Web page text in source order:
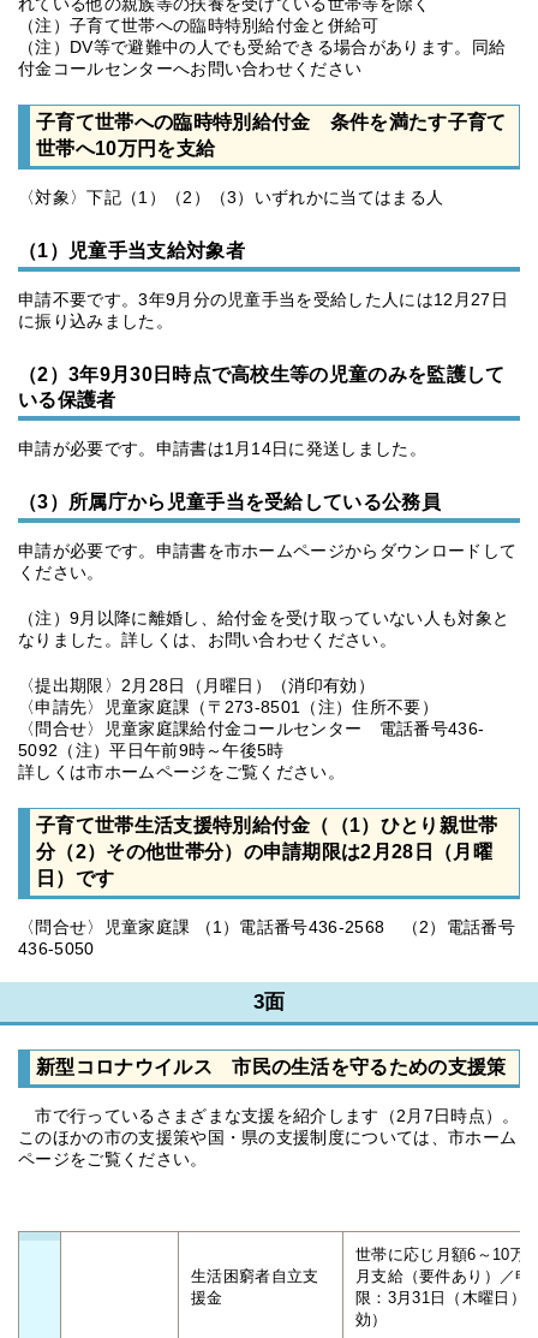
（注）子育て世帯への臨時特別給付金と併給可
（注）DV等で避難中の人でも受給できる場合があります。同給
付金コールセンターへお問い合わせください
子育て世帯への臨時特別給付金 条件を満たす子育て
世帯へ10万円を支給
〈対象〉下記（1）（2）（3）いずれかに当てはまる人
（1）児童手当支給対象者
申請不要です。3年9月分の児童手当を受給した人には12月27日
に振り込みました。
（2）3年9月30日時点で高校生等の児童のみを監護して
いる保護者
申請が必要です。申請書は1月14日に発送しました。
（3）所属庁から児童手当を受給している公務員
申請が必要です。申請書を市ホームページからダウンロードして
ください。
（注）9月以降に離婚し、給付金を受け取っていない人も対象と
なりました。詳しくは、お問い合わせください。
〈提出期限〉2月28日（月曜日）（消印有効）
〈申請先〉児童家庭課（〒273-8501（注）住所不要）
〈問合せ〉児童家庭課給付金コールセンター 電話番号436-
5092（注）平日午前9時～午後5時
詳しくは市ホームページをご覧ください。
子育て世帯生活支援特別給付金（（1）ひとり親世帯
分（2）その他世帯分）の申請期限は2月28日（月曜
日）です
〈問合せ〉児童家庭課 （1）電話番号436-2568 （2）電話番号
436-5050
3面
新型コロナウイルス 市民の生活を守るための支援策
市で行っているさまざまな支援を紹介します（2月7日時点）。
このほかの市の支援策や国・県の支援制度については、市ホーム
ページをご覧ください。
生活困窮者自立支
援金
世帯に応じ月額6～10万
月支給（要件あり）／申
限：3月31日（木曜日）
効）